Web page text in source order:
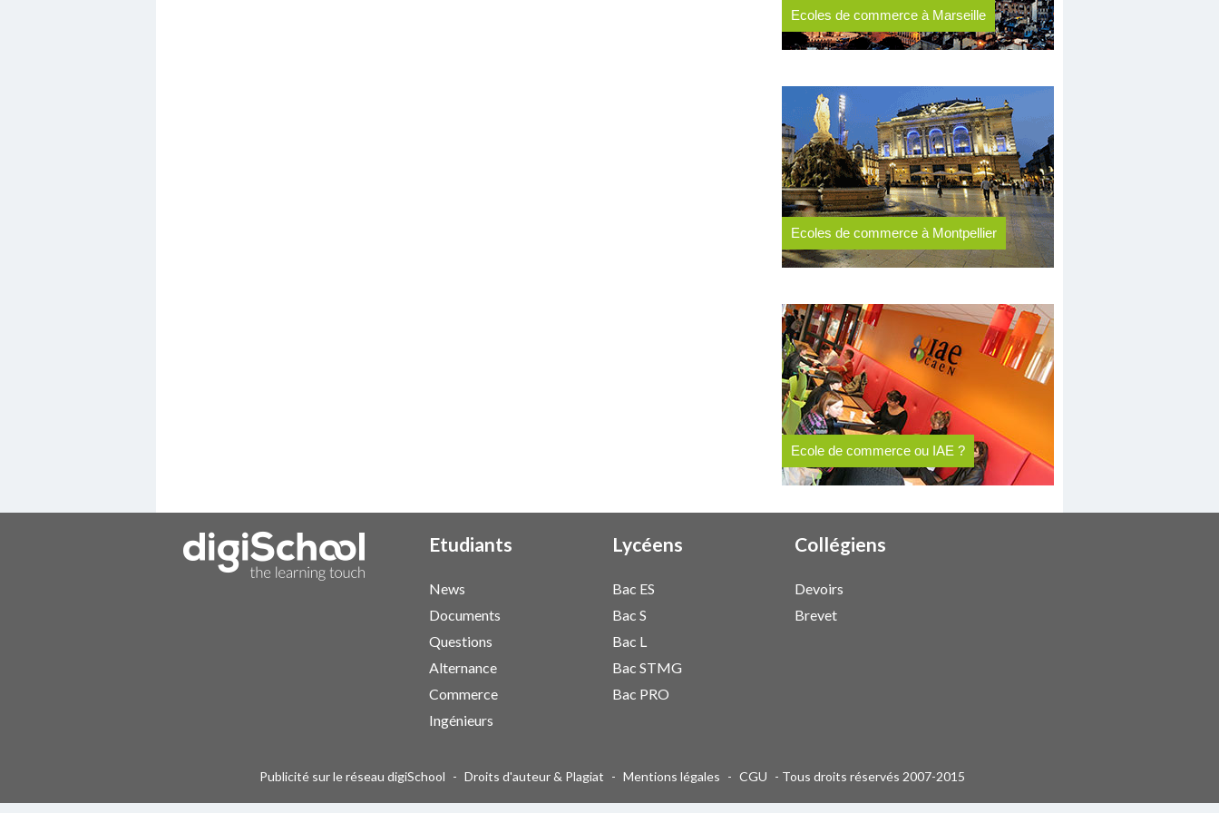
Ecoles de commerce à Marseille
Ecoles de commerce à Montpellier
Ecole de commerce ou IAE ?
Etudiants
News
Documents
Questions
Alternance
Commerce
Ingénieurs
Lycéens
Bac ES
Bac S
Bac L
Bac STMG
Bac PRO
Collégiens
Devoirs
Brevet
Publicité sur le réseau digiSchool - Droits d'auteur & Plagiat - Mentions légales - CGU - Tous droits réservés 2007-2015